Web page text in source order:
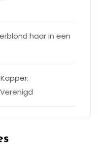
haar in een